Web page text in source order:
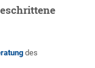
des